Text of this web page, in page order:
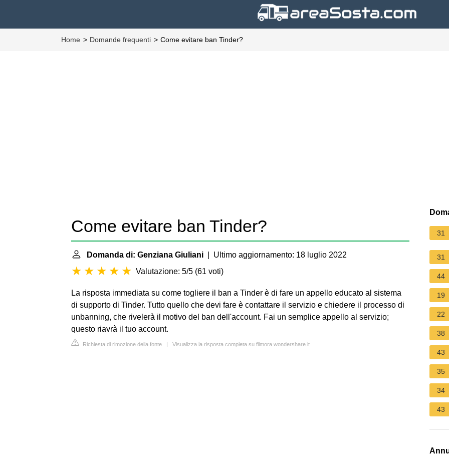
Home Domande frequenti Come evitare ban Tinder?
Come evitare ban Tinder?
Domanda di: Genziana Giuliani | Ultimo aggiornamento: 18 luglio 2022
Valutazione: 5/5 (61 voti)
La risposta immediata su come togliere il ban a Tinder è di fare un appello educato al sistema
di supporto di Tinder. Tutto quello che devi fare è contattare il servizio e chiedere il processo di
unbanning, che rivelerà il motivo del ban dell'account. Fai un semplice appello al servizio;
questo riavrà il tuo account.
Richiesta di rimozione della fonte | Visualizza la risposta completa su filmora.wondershare.it
31
31
44
19
22
38
43
35
34
43